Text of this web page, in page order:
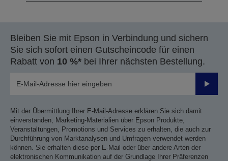
Bleiben Sie mit Epson in Verbindung und sichern
Sie sich sofort einen Gutscheincode für einen
Rabatt von 10 %* bei Ihrer nächsten Bestellung.
Mit der Übermittlung Ihrer E-Mail-Adresse erklären Sie sich damit
einverstanden, Marketing-Materialien über Epson Produkte,
Veranstaltungen, Promotions und Services zu erhalten, die auch zur
Durchführung von Marktanalysen und Umfragen verwendet werden
können. Sie erhalten diese per E-Mail oder über andere Arten der
elektronischen Kommunikation auf der Grundlage Ihrer Präferenzen